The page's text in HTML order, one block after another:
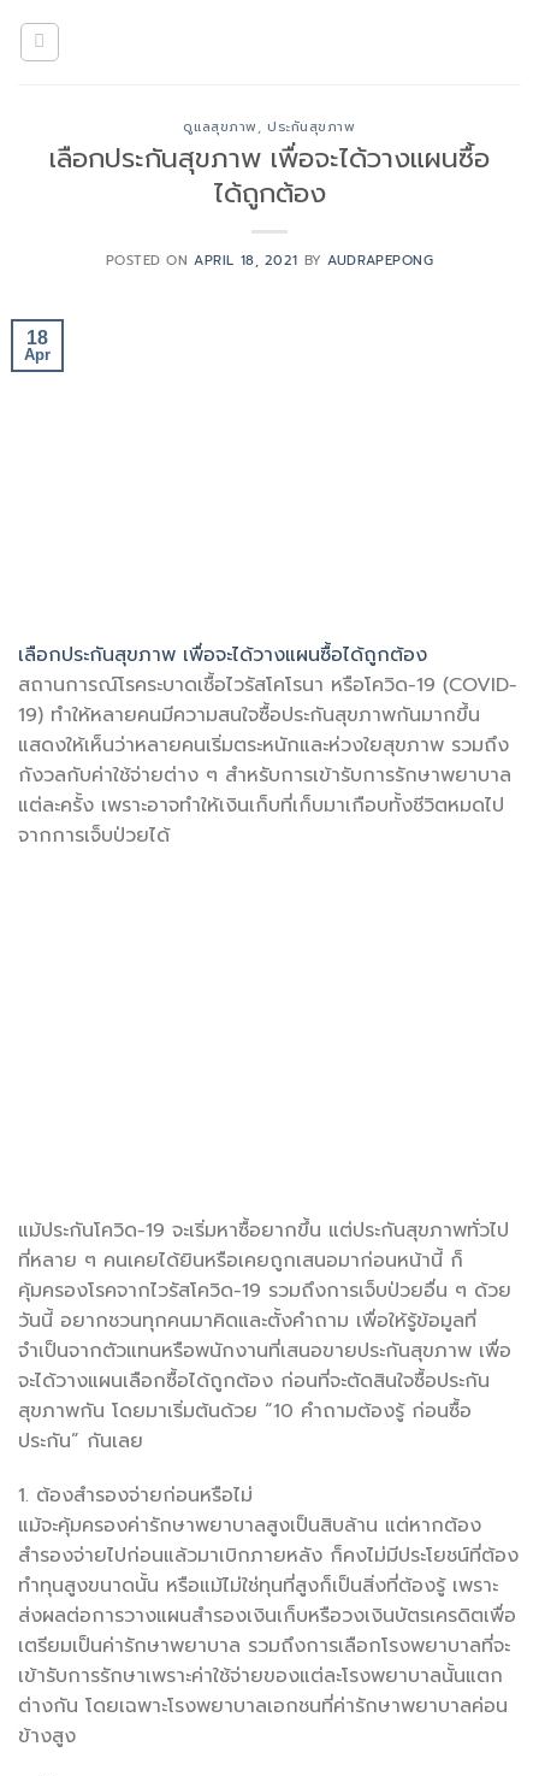
ดูแลสุขภาพ, ประกันสุขภาพ
เลือกประกันสุขภาพ เพื่อจะได้วางแผนซื้อ
ได้ถูกต้อง
POSTED ONAPRIL 18, 2021 BYAUDRAPEPONG
18
Apr
เลือกประกันสุขภาพ เพื่อจะได้วางแผนซื้อได้ถูกต้อง
สถานการณ์โรคระบาดเชื้อไวรัสโคโรนา หรือโควิด-19 (COVID-
19) ทำให้หลายคนมีความสนใจซื้อประกันสุขภาพกันมากขึ้น
แสดงให้เห็นว่าหลายคนเริ่มตระหนักและห่วงใยสุขภาพ รวมถึง
กังวลกับค่าใช้จ่ายต่าง ๆ สำหรับการเข้ารับการรักษาพยาบาล
แต่ละครั้ง เพราะอาจทำให้เงินเก็บที่เก็บมาเกือบทั้งชีวิตหมดไป
จากการเจ็บป่วยได้
แม้ประกันโควิด-19 จะเริ่มหาซื้อยากขึ้น แต่ประกันสุขภาพทั่วไป
ที่หลาย ๆ คนเคยได้ยินหรือเคยถูกเสนอมาก่อนหน้านี้ ก็
คุ้มครองโรคจากไวรัสโควิด-19 รวมถึงการเจ็บป่วยอื่น ๆ ด้วย
วันนี้ อยากชวนทุกคนมาคิดและตั้งคำถาม เพื่อให้รู้ข้อมูลที่
จำเป็นจากตัวแทนหรือพนักงานที่เสนอขายประกันสุขภาพ เพื่อ
จะได้วางแผนเลือกซื้อได้ถูกต้อง ก่อนที่จะตัดสินใจซื้อประกัน
สุขภาพกัน โดยมาเริ่มต้นด้วย “10 คำถามต้องรู้ ก่อนซื้อ
ประกัน” กันเลย
1. ต้องสำรองจ่ายก่อนหรือไม่
แม้จะคุ้มครองค่ารักษาพยาบาลสูงเป็นสิบล้าน แต่หากต้อง
สำรองจ่ายไปก่อนแล้วมาเบิกภายหลัง ก็คงไม่มีประโยชน์ที่ต้อง
ทำทุนสูงขนาดนั้น หรือแม้ไม่ใช่ทุนที่สูงก็เป็นสิ่งที่ต้องรู้ เพราะ
ส่งผลต่อการวางแผนสำรองเงินเก็บหรือวงเงินบัตรเครดิตเพื่อ
เตรียมเป็นค่ารักษาพยาบาล รวมถึงการเลือกโรงพยาบาลที่จะ
เข้ารับการรักษาเพราะค่าใช้จ่ายของแต่ละโรงพยาบาลนั้นแตก
ต่างกัน โดยเฉพาะโรงพยาบาลเอกชนที่ค่ารักษาพยาบาลค่อน
ข้างสูง